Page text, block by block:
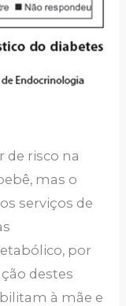
de risco na
mas o
serviços de
por
destes
à mãe e